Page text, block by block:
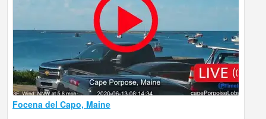
Focena del Capo, Maine